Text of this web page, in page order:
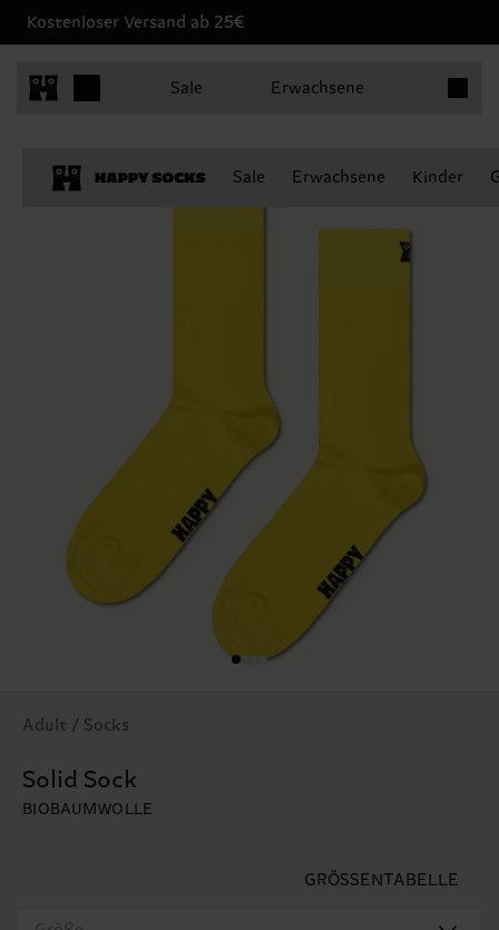
Kostenloser Versand ab 25€
Sale Erwachsene
Sale Erwachsene Kinder
Adult / Socks
Solid Sock
BIOBAUMWOLLE
GRÖSSENTABELLE